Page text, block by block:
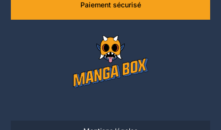
Paiement sécurisé